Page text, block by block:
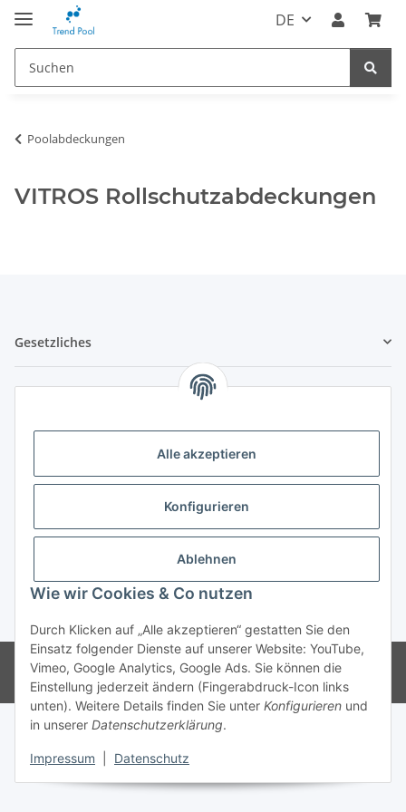
Alle akzeptieren
Konfigurieren
Ablehnen
Wie wir Cookies & Co nutzen
Durch Klicken auf „Alle akzeptieren“ gestatten Sie den
Einsatz folgender Dienste auf unserer Website: YouTube,
Vimeo, Google Analytics, Google Ads. Sie können die
Einstellung jederzeit ändern (Fingerabdruck-Icon links
unten). Weitere Details finden Sie unter Konfigurieren und
in unserer Datenschutzerklärung.
Impressum Datenschutz
DE
Poolabdeckungen
VITROS Rollschutzabdeckungen
Gesetzliches
Informatives
Vertrag widerrufen
© Weinmann GmbH - Alle Rechte vorbehalten -
Alle Angebote richten
sich ausschließlich an registrierte Fachhändler